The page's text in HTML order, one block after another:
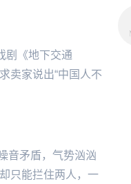
剧《地下交通
卖家说出“中国人不
音矛盾，气势汹汹
只能拦住两人，一